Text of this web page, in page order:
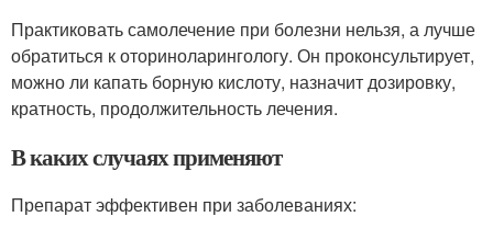
Практиковать самолечение при болезни нельзя, а лучше
обратиться к оториноларингологу. Он проконсультирует,
можно ли капать борную кислоту, назначит дозировку,
кратность, продолжительность лечения.
В каких случаях применяют
Препарат эффективен при заболеваниях: